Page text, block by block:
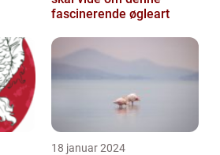
fascinerende øgleart
18 januar 2024